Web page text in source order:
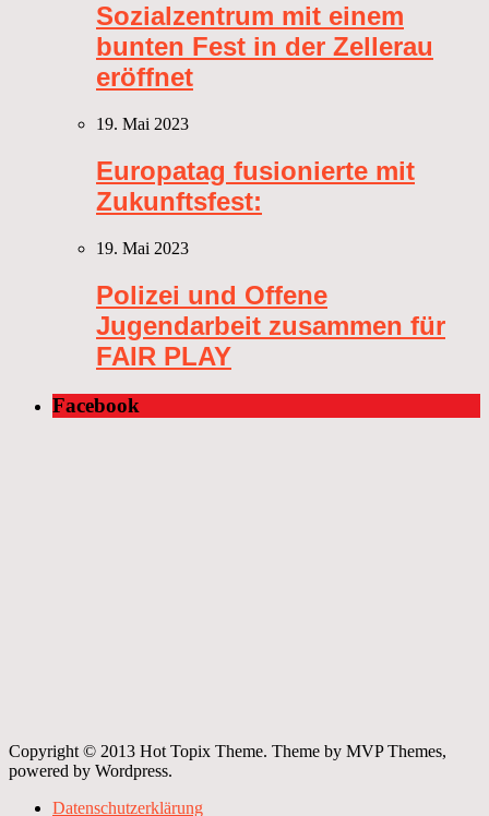
Sozialzentrum mit einem
bunten Fest in der Zellerau
eröffnet
19. Mai 2023
Europatag fusionierte mit
Zukunftsfest:
19. Mai 2023
Polizei und Offene
Jugendarbeit zusammen für
FAIR PLAY
Facebook
Copyright © 2013 Hot Topix Theme. Theme by MVP Themes,
powered by Wordpress.
Datenschutzerklärung